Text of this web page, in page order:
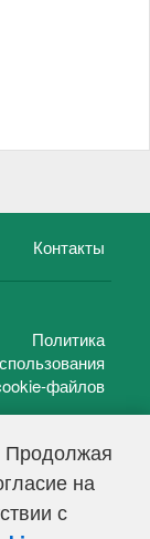
Продолжая
на
с
Контакты
Политика
файлов
выдано